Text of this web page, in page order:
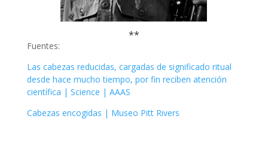
**
Fuentes:
Las cabezas reducidas, cargadas de significado ritual
desde hace mucho tiempo, por fin reciben atención
científica | Science | AAAS
Cabezas encogidas | Museo Pitt Rivers